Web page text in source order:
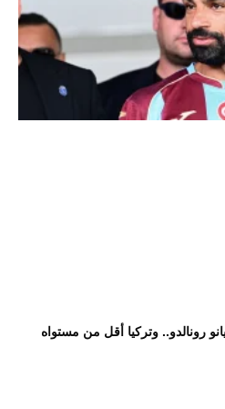
رونالدو.. وتركيا أقل من مستواه